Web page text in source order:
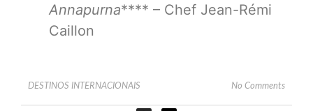
Annapurna**** – Chef Jean-Rémi
Caillon
DESTINOS INTERNACIONAIS No Comments